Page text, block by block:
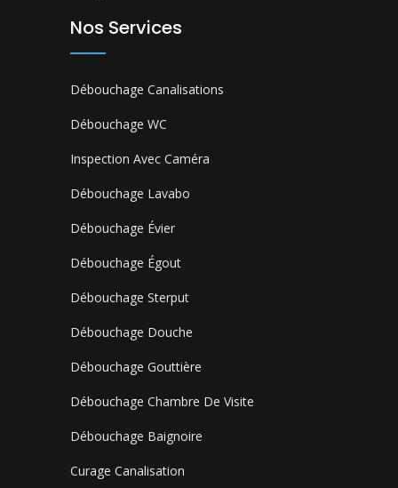
Nos Services
Débouchage Canalisations
Débouchage WC
Inspection Avec Caméra
Débouchage Lavabo
Débouchage Évier
Débouchage Égout
Débouchage Sterput
Débouchage Douche
Débouchage Gouttière
Débouchage Chambre De Visite
Débouchage Baignoire
Curage Canalisation